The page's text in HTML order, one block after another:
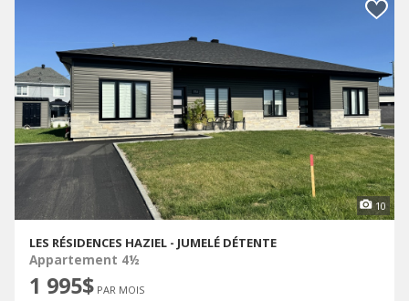
10
LES RÉSIDENCES HAZIEL - JUMELÉ DÉTENTE
Appartement 4½
1 995$ PAR MOIS